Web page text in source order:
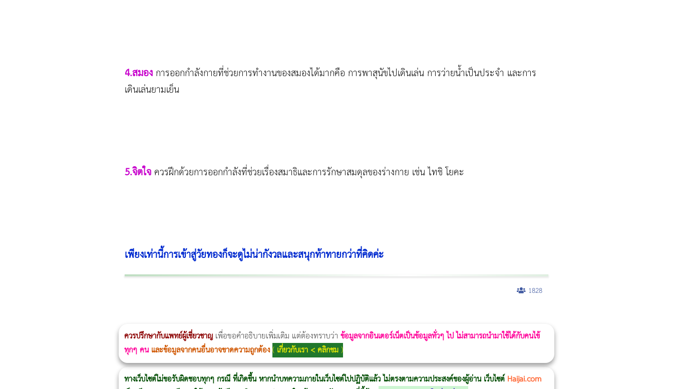
4.สมอง การออกกำลังกายที่ช่วยการทำงานของสมองได้มากคือ การพาสุนัขไปเดินเล่น การว่ายน้ำเป็นประจำ และการ
เดินเล่นยามเย็น
5.จิตใจ ควรฝึกด้วยการออกกำลังที่ช่วยเรื่องสมาธิและการรักษาสมดุลของร่างกาย เช่น ไทชิ โยคะ
เพียงเท่านี้การเข้าสู่วัยทองก็จะดูไม่น่ากังวลและสนุกท้าทายกว่าที่คิดค่ะ
1828
ควรปรึกษากับแพทย์ผู้เชี่ยวชาญเพื่อขอคำอธิบายเพิ่มเติม แต่ต้องทราบว่า ข้อมูลจากอินเตอร์เน็ตเป็นข้อมูลทั่วๆ ไป ไม่สามารถนำมาใช้ได้กับคนไข้
ทุกๆ คน และข้อมูลจากคนอื่นอาจขาดความถูกต้อง( เกี่ยวกับเรา < คลิกชม)
ทางเว็บไซต์ไม่ขอรับผิดชอบทุกๆ กรณี ที่เกิดขึ้น หากนำบทความภายในเว็บไซต์ไปปฏิบัติแล้ว ไม่ตรงตามความประสงค์ของผู้อ่าน เว็บไซต์Haijai.com